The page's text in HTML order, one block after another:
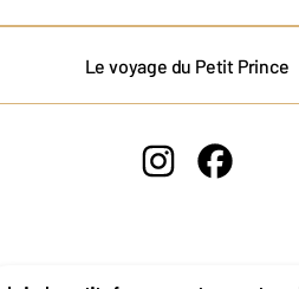
Le voyage du Petit Prince